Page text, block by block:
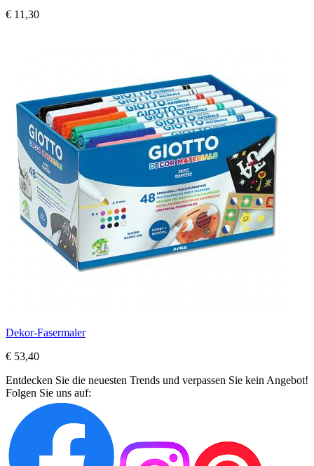
€ 11,30
Dekor-Fasermaler
€ 53,40
Entdecken Sie die neuesten Trends und verpassen Sie kein Angebot!
Folgen Sie uns auf: